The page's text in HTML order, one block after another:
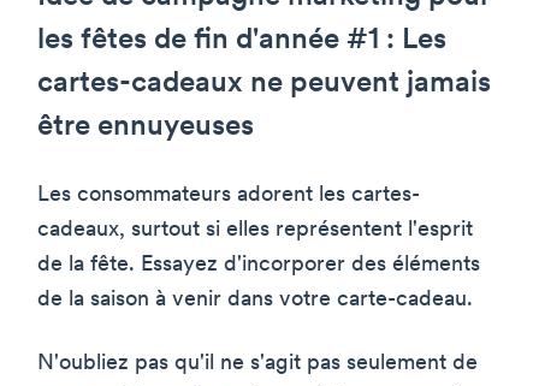
les fêtes de fin d'année #1 : Les
cartes-cadeaux ne peuvent jamais
être ennuyeuses
Les consommateurs adorent les cartes-
cadeaux, surtout si elles représentent l'esprit
de la fête. Essayez d'incorporer des éléments
de la saison à venir dans votre carte-cadeau.
N'oubliez pas qu'il ne s'agit pas seulement de